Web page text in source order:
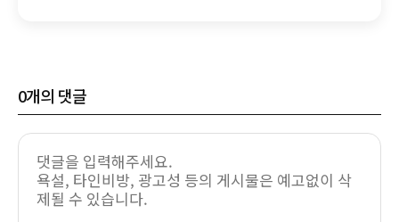
0개의 댓글